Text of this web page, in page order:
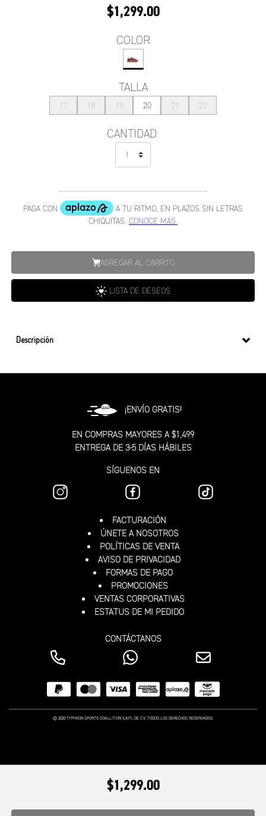
$1,299.00
$1,299.00
COLOR
TALLA
17 18 19 20 21 22
CANTIDAD:
AGREGAR AL CARRITO
LISTA DE DESEOS
Descripción
¡ENVÍO GRATIS!
EN COMPRAS MAYORES A $1,499
ENTREGA DE 3-5 DÍAS HÁBILES
SÍGUENOS EN
FACTURACIÓN
ÚNETE A NOSOTROS
POLÍTICAS DE VENTA
AVISO DE PRIVACIDAD
FORMAS DE PAGO
PROMOCIONES
VENTAS CORPORATIVAS
ESTATUS DE MI PEDIDO
CONTÁCTANOS
© 2020 TYPHOON SPORTS COALLITION S.A.P.I. DE C.V. TODOS LOS DERECHOS RESERVADOS.